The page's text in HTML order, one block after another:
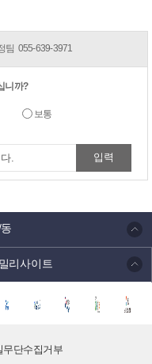
팀 055-639-3971
니까?
보통
리사이트
무단수집거부